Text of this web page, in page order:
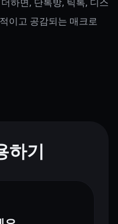
이고 공감되는 매크로
하기